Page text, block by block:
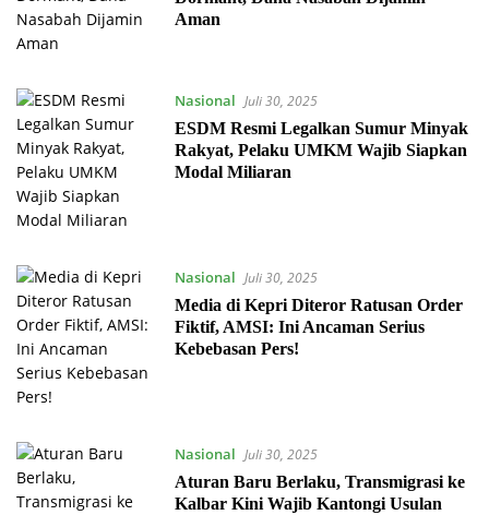
Aman
Nasional Juli 30, 2025
ESDM Resmi Legalkan Sumur Minyak
Rakyat, Pelaku UMKM Wajib Siapkan
Modal Miliaran
Nasional Juli 30, 2025
Media di Kepri Diteror Ratusan Order
Fiktif, AMSI: Ini Ancaman Serius
Kebebasan Pers!
Nasional Juli 30, 2025
Aturan Baru Berlaku, Transmigrasi ke
Kalbar Kini Wajib Kantongi Usulan